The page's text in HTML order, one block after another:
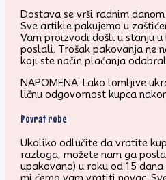
Dostava se vrši radnim
Sve artikle pakujemo u
Vam proizvodi došli u stanju u
poslali. Trošak pakovanja ne
koji ste način plaćanja
NAPOMENA: Lako lomljive
ličnu odgovornost kupca
Povrat robe
Ukoliko odlučite da vratite
razloga, možete nam ga
upakovano) u roku od 15
mi ćemo vam vratiti novac.